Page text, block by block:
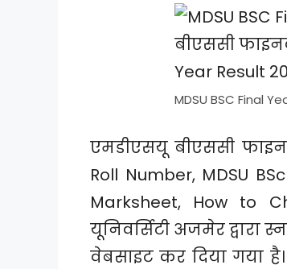
MDSU BSC Final
एमडीएसयू बीएससी
Roll Number, MDSU
Marksheet, How to
यूनिवर्सिटी अजमेर
वेबसाइट कर दिया गया